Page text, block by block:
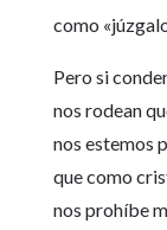
como
Pero si
nos rodean
nos estemos
que como
nos prohíbe